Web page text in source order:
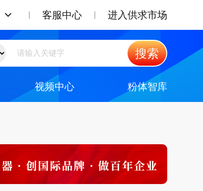
客服中心 进入供求市场
搜索
视频中心 粉体智库